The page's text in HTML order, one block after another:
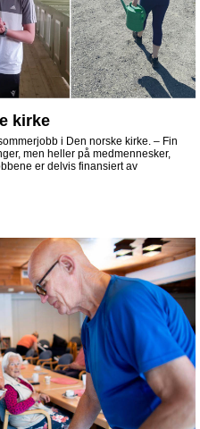
kirke
i Den norske kirke. – Fin
men heller på medmennesker,
er delvis finansiert av